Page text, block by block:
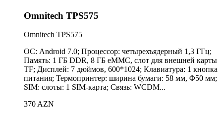
Omnitech TPS575
Omnitech TPS575
ОС: Android 7.0; Процессор: четырехъядерный 1,3 ГГц;
Память: 1 ГБ DDR, 8 ГБ eMMC, слот для внешней карты
TF; Дисплей: 7 дюймов, 600*1024; Клавиатура: 1 кнопка
питания; Термопринтер: ширина бумаги: 58 ​​мм, Φ50 мм;
SIM: слоты: 1 SIM-карта; Связь: WCDM...
370 AZN